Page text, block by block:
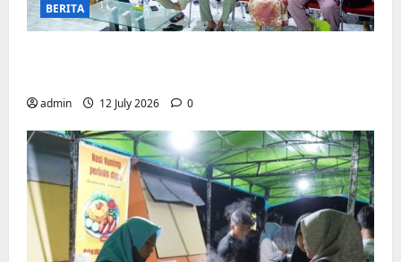
BERITA
admin 12 July 2026 0